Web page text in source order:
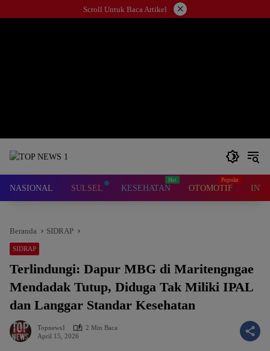
ke
Scroll Untuk Baca Artikel ×
NASIONAL SULSEL KESEHATAN OTOMOTIF
Beranda SIDRAP
SIDRAP
Terlindungi: Dapur MBG di Maritengngae
Mendadak Tutup, Diduga Tak Miliki IPAL
dan Langgar Standar Kesehatan
Topnews1
2 Min Baca
April 15, 2026